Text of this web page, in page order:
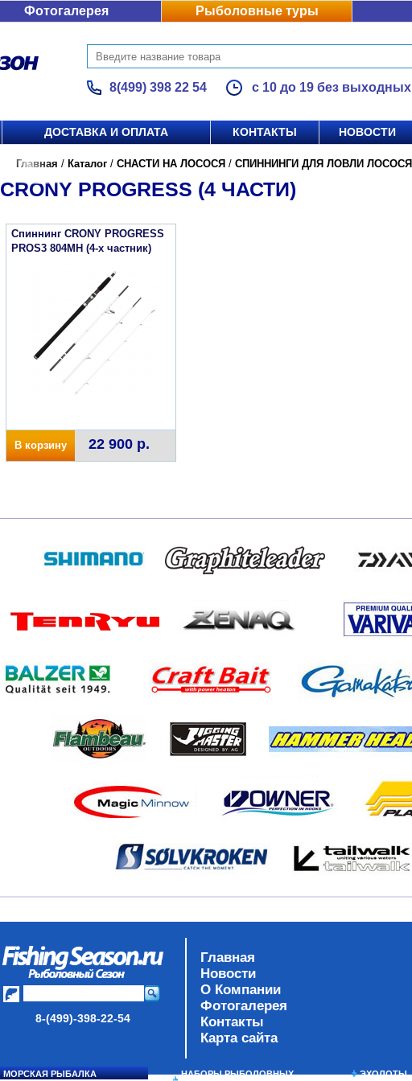
Фотогалерея Рыболовные туры
8(499) 398 22 54 с 10 до 19 без выходных
ДОСТАВКА И ОПЛАТА КОНТАКТЫ НОВОСТИ
Главная / Каталог / СНАСТИ НА ЛОСОСЯ / СПИННИНГИ ДЛЯ ЛОВЛИ ЛОСОСЯ
CRONY PROGRESS (4 ЧАСТИ)
Спиннинг CRONY PROGRESS
PROS3 804MH (4-х частник)
В корзину 22 900 р.
8-(499)-398-22-54
Главная
Новости
О Компании
Фотогалерея
Контакты
Карта сайта
МОРСКАЯ РЫБАЛКА
НАБОРЫ РЫБОЛОВНЫХ
ЭХОЛОТЫ